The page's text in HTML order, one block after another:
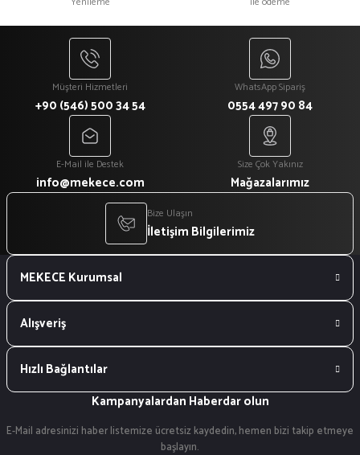
Müşteri Hizmetleri
+90 (546) 500 34 54
WhatsApp Sipariş
0554 497 90 84
E-Mail ile Destek
info@mekece.com
Size Çok Yakınız
Mağazalarımız
Bize Ulaşın
İletişim Bilgilerimiz
MEKECE Kurumsal
Alışveriş
Hızlı Bağlantılar
Kampanyalardan Haberdar olun
E-Mail adresinizi haber listemize ücretsiz kaydedin, hemen bizi takip etmeye
başlayın.